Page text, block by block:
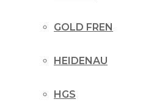
GOLD FREN
HEIDENAU
HGS